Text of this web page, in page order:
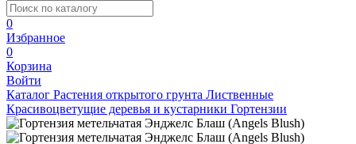
0
Избранное
0
Корзина
Войти
Каталог Растения открытого грунта Лиственные
Красивоцветущие деревья и кустарники Гортензии